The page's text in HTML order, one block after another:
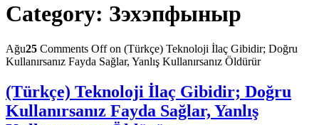
Category: Зэхэпфыныр
Ağu25 Comments Offon (Türkçe) Teknoloji İlaç Gibidir; Doğru
Kullanırsanız Fayda Sağlar, Yanlış Kullanırsanız Öldürür
(Türkçe) Teknoloji İlaç Gibidir; Doğru
Kullanırsanız Fayda Sağlar, Yanlış